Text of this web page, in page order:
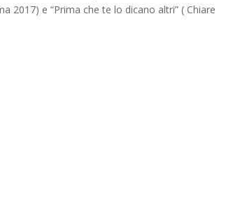
2017) e “Prima che te lo dicano altri” ( Chiare